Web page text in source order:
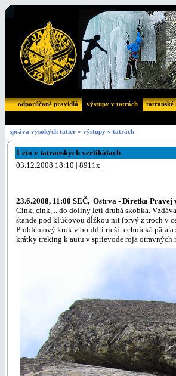
odporúčané pravidlá výstupy v tatrách tatranské
správa vysokých tatier » výstupy v tatrách
Leto v tatranských vertikálach
03.12.2008 18:10 | 8911x |
23.6.2008, 11:00 SEČ, Ostrva - Diretka Pravej
Cink, cink,... do doliny letí druhá skobka.
štande pod kľúčovou dĺžkou nit (prvý z troch v
Problémový krok v bouldri rieši technická päta
krátky treking k autu v sprievode roja otravných